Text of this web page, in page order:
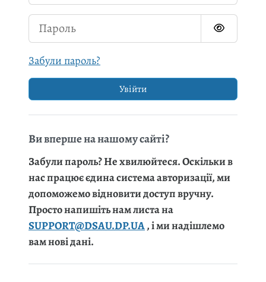
Пароль
Забули пароль?
Увійти
Ви вперше на нашому сайті?
Забули пароль? Не хвилюйтеся. Оскільки в
нас працює єдина система авторизації, ми
допоможемо відновити доступ вручну.
Просто напишіть нам листа на
SUPPORT@DSAU.DP.UA, і ми надішлемо
вам нові дані.